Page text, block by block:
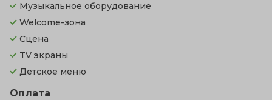
Музыкальное оборудование
Welcome-зона
Сцена
TV экраны
Детское меню
Оплата